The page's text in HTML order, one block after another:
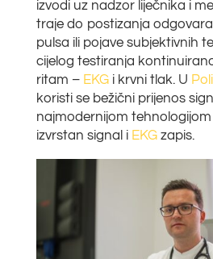
izvodi uz nadzor liječnika i
traje do postizanja
pulsa ili pojave subjektivnih
cijelog testiranja
ritam – EKGi krvni tlak. U
koristi se bežični prijenos
najmodernijom
izvrstan signal i EKGzapis.